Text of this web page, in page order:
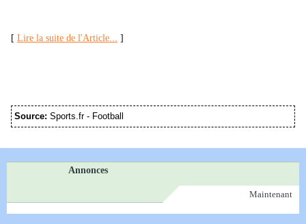
[ Lire la suite de l'Article... ]
Source: Sports.fr - Football
Annonces
Maintenant